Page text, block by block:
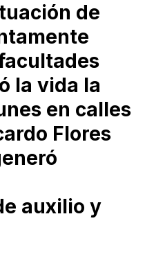
de
la vida la
en calles
Flores
auxilio y